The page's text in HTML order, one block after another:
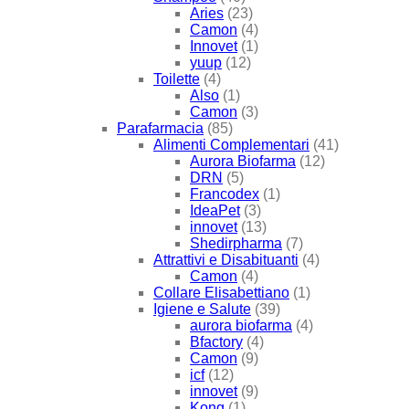
Aries (23)
Camon (4)
Innovet (1)
yuup (12)
Toilette (4)
Also (1)
Camon (3)
Parafarmacia (85)
Alimenti Complementari (41)
Aurora Biofarma (12)
DRN (5)
Francodex (1)
IdeaPet (3)
innovet (13)
Shedirpharma (7)
Attrattivi e Disabituanti (4)
Camon (4)
Collare Elisabettiano (1)
Igiene e Salute (39)
aurora biofarma (4)
Bfactory (4)
Camon (9)
icf (12)
innovet (9)